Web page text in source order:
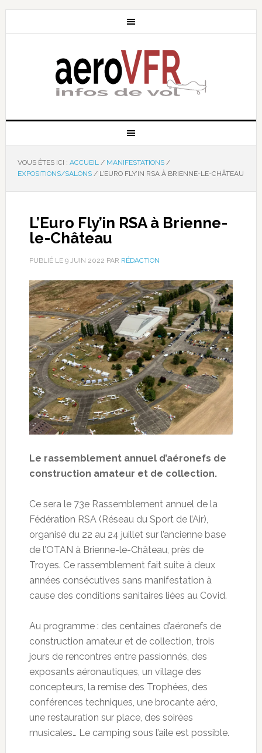
VOUS ÊTES ICI : ACCUEIL / MANIFESTATIONS /
EXPOSITIONS/SALONS /L’EURO FLY’IN RSA À BRIENNE-LE-CHÂTEAU
L’Euro Fly’in RSA à Brienne-
le-Château
PUBLIÉ LE 9 JUIN 2022 PAR RÉDACTION
Le rassemblement annuel d’aéronefs de
construction amateur et de collection.
Ce sera le 73e Rassemblement annuel de la
Fédération RSA (Réseau du Sport de l’Air),
organisé du 22 au 24 juillet sur l’ancienne base
de l’OTAN à Brienne-le-Château, près de
Troyes. Ce rassemblement fait suite à deux
années consécutives sans manifestation à
cause des conditions sanitaires liées au Covid.
Au programme : des centaines d’aéronefs de
construction amateur et de collection, trois
jours de rencontres entre passionnés, des
exposants aéronautiques, un village des
concepteurs, la remise des Trophées, des
conférences techniques, une brocante aéro,
une restauration sur place, des soirées
musicales… Le camping sous l’aile est possible.